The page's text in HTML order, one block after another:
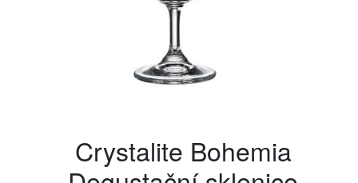
Crystalite Bohemia